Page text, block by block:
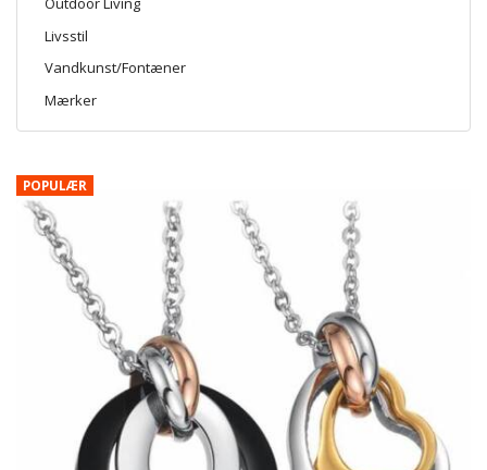
Livsstil
Vandkunst/Fontæner
Mærker
POPULÆR